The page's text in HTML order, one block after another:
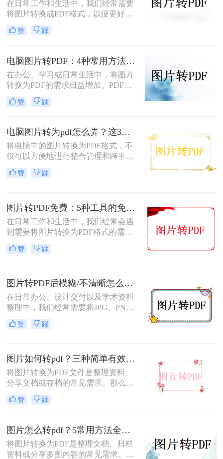
转PDF呢？本文将为您详细介绍几种
在日常工作和生活中，我们经常需要
将图片转换成PDF格式，以便更好地
分享、保存或打印。那么图片怎么转
换成pdf格式呢？本文将介绍四种将图
赞 踩
电脑图片转PDF：4种常用方法按Windows和Mac系统分别推荐！
在办公、学习或日常生活中，将图片
转换为PDF的需求日益增加。PDF格
式因其跨平台兼容性、可编辑性和安
全性，成为文档分享和存储的首选。
作系统自带工具、专业软件及在线服
务，帮助您高效完成图片到PDF的转
换。
赞 踩
电脑图片转为pdf怎么弄？这3种方法值得尝试！
将电脑中的图片转换为PDF格式，不
仅可以方便地进行整合管理和跨平台
查看，还能有效保护图片的原始质量
和隐私信息。那么电脑图片转为pdf怎
片到PDF的转换。
赞 踩
图片转PDF免费：5种工具的免费额度、水印和文件限制对比！
在日常工作和生活中，我们经常会遇
到需要将图片转换为PDF格式的需
求。无论是为了方便存档、分享或打
印，将图片转换为PDF格式是一项很
简便方法来帮助您免费将图片转换为
PDF格式。
赞 踩
图片转PDF后模糊/不清晰怎么办？三种有效方法帮你解决！
在日常办公、设计交付以及学术资料
整理中，我们经常需要将JPG、PNG
等格式的图片合并转换为PDF文档。
然而，许多用户都遇到过这样一个令
变得模糊、边缘出现锯齿，甚至无法
进行高质量的打印。面对图片转PDF
后模糊/不清晰怎么办这一难题，很多
赞 踩
图片如何转pdf？三种简单有效的方法分享！
将图片转换为PDF文件是整理资料、
分享文档或存档的常见需求。那么图
片如何转pdf呢？本文将介绍三种简单
有效的方法，助您快速完成转换。
赞 踩
图片怎么转pdf？5常用方法全攻略！
将图片转换为PDF是整理文档、归档
资料或分享多图内容的常见需求。那